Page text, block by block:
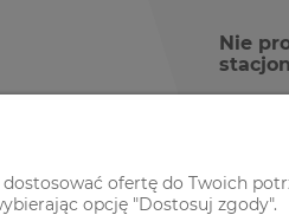
Nie
ofertę do Twoich
opcję "Dostosuj zgody".